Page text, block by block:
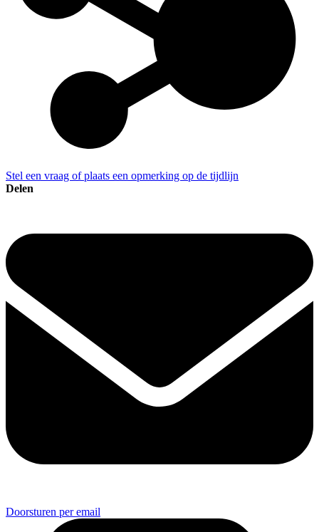
Stel een vraag of plaats een opmerking op de tijdlijn
Delen
Doorsturen per email